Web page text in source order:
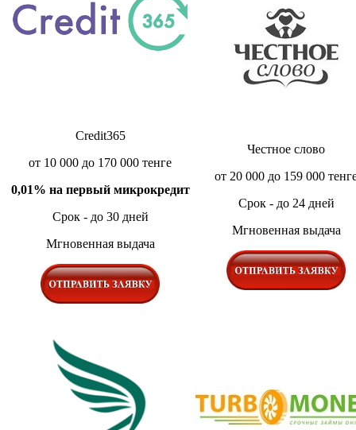
Credit365
от 10 000 до 170 000 тенге
0,01% на первый микрокредит
Срок - до 30 дней
Мгновенная выдача
Честное слово
от 20 000 до 159 000
Срок - до 24 дней
Мгновенная выдача